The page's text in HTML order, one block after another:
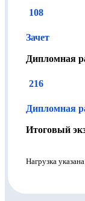
108
Зачет
Дипломная
216
Дипломная
Итоговый
Нагрузка